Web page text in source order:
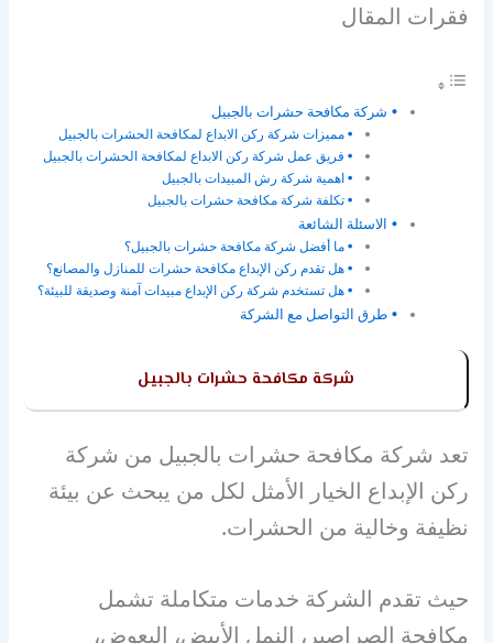
فقرات المقال
شركة مكافحة حشرات بالجبيل
مميزات شركة ركن الابداع لمكافحة الحشرات بالجبيل
فريق عمل شركة ركن الابداع لمكافحة الحشرات بالجبيل
اهمية شركة رش المبيدات بالجبيل
تكلفة شركة مكافحة حشرات بالجبيل
الاسئلة الشائعة
ما أفضل شركة مكافحة حشرات بالجبيل؟
هل تقدم ركن الإبداع مكافحة حشرات للمنازل والمصانع؟
هل تستخدم شركة ركن الإبداع مبيدات آمنة وصديقة للبيئة؟
طرق التواصل مع الشركة
شركة مكافحة حشرات بالجبيل
تعد شركة مكافحة حشرات بالجبيل من شركة
ركن الإبداع الخيار الأمثل لكل من يبحث عن بيئة
نظيفة وخالية من الحشرات.
حيث تقدم الشركة خدمات متكاملة تشمل
مكافحة الصراصير، النمل الأبيض، البعوض،